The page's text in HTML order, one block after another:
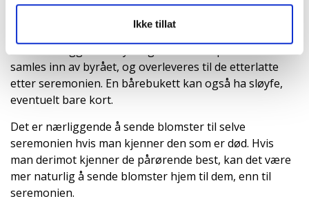
Ikke tillat
blomsterhjerte har vanligvis to sløyfebånd - på det ene
står det en hilsen, på det andre står det hvem blomsten
er fra. I tillegg står nøyaktig det samme på et kort som
samles inn av byrået, og overleveres til de etterlatte
etter seremonien. En bårebukett kan også ha sløyfe,
eventuelt bare kort.
Det er nærliggende å sende blomster til selve
seremonien hvis man kjenner den som er død. Hvis
man derimot kjenner de pårørende best, kan det være
mer naturlig å sende blomster hjem til dem, enn til
seremonien.